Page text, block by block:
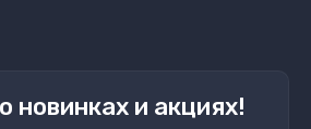
новинках и акциях!